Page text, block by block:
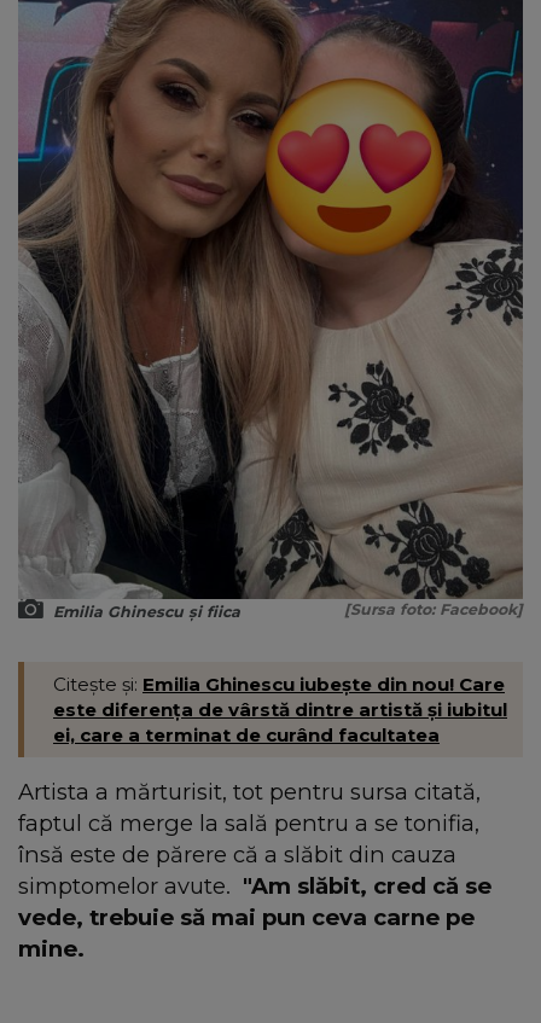
Emilia Ghinescu și fiica [Sursa foto: Facebook]
Citește și: Emilia Ghinescu iubește din nou! Care
este diferența de vârstă dintre artistă și iubitul
ei, care a terminat de curând facultatea
Artista a mărturisit, tot pentru sursa citată,
faptul că merge la sală pentru a se tonifia,
însă este de părere că a slăbit din cauza
simptomelor avute. "Am slăbit, cred că se
vede, trebuie să mai pun ceva carne pe
mine.